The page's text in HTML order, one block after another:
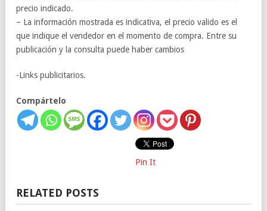
precio indicado.
– La información mostrada es indicativa, el precio valido es el
que indique el vendedor en el momento de compra. Entre su
publicación y la consulta puede haber cambios
-Links publicitarios.
Compártelo
Pin It
RELATED POSTS